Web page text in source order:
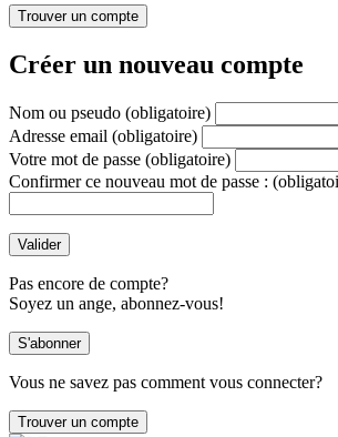
Créer un nouveau compte
Nom ou pseudo (obligatoire)
Adresse email (obligatoire)
Votre mot de passe (obligatoire)
Confirmer ce nouveau mot de passe :
Pas encore de compte?
Soyez un ange, abonnez-vous!
Vous ne savez pas comment vous connecter?